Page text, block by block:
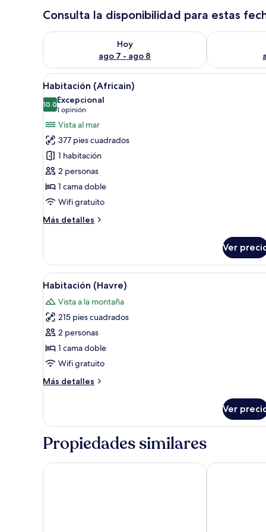
Consulta la disponibilidad para estas
Hoy
ago 7 - ago 8
Consulta la disponibilidad para hoy ago 7 - ago 8
Consulta la
Abrir
todas
las
fotos
de
Habitación
(Africain)
Una habitación de hotel con
6
Habitación (Africain)
10.010.0 de 10
Excepcional
1 opinión
(1
opinión)
Vista al mar
377 pies cuadrados
1 habitación
2 personas
1 cama doble
Wifi gratuito
Más detalles
Más
(Africain)
Ver
Abrir
todas
las
fotos
de
Habitación
(Havre)
Un dormitorio con cama, una
5
Habitación (Havre)
Vista a la montaña
215 pies cuadrados
2 personas
1 cama doble
Wifi gratuito
Más detalles
Más
(Havre)
Ver
Propiedades similares
Riad Anma Paradise of